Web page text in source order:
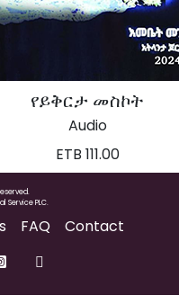
የይቅርታ መስኮት
Audio
ETB 111.00
Service PLC.
FAQ Contact